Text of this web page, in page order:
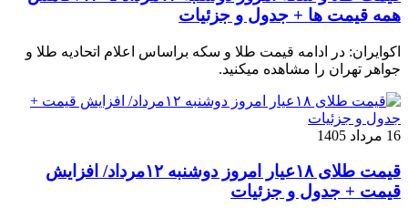
همه قیمت ها + جدول و جزئیات
اکوایران: در ادامه قیمت طلا و سکه براساس اعلام اتحادیه طلا و
جواهر تهران را مشاهده میکنید.
16 مرداد 1405
قیمت طلای ۱۸عیار امروز دوشنبه ۱۲مرداد/ افزایش
قیمت + جدول و جزئیات